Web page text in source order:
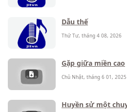
Dẫu thế
Thứ Tư, tháng 4 08, 2026
Gặp giữa miền cao
Chủ Nhật, tháng 6 01, 2025
Huyền sử một